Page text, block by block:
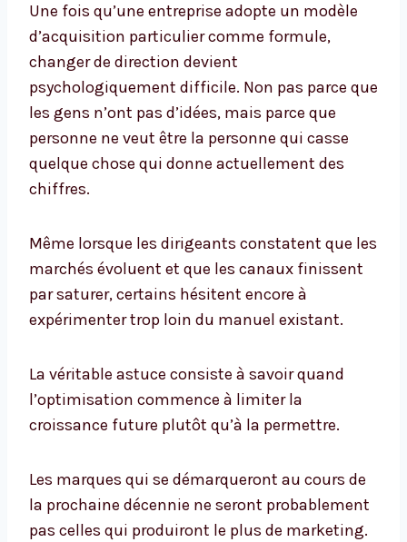
Une fois qu’une entreprise adopte un modèle
d’acquisition particulier comme formule,
changer de direction devient
psychologiquement difficile. Non pas parce que
les gens n’ont pas d’idées, mais parce que
personne ne veut être la personne qui casse
quelque chose qui donne actuellement des
chiffres.
Même lorsque les dirigeants constatent que les
marchés évoluent et que les canaux finissent
par saturer, certains hésitent encore à
expérimenter trop loin du manuel existant.
La véritable astuce consiste à savoir quand
l’optimisation commence à limiter la
croissance future plutôt qu’à la permettre.
Les marques qui se démarqueront au cours de
la prochaine décennie ne seront probablement
pas celles qui produiront le plus de marketing.